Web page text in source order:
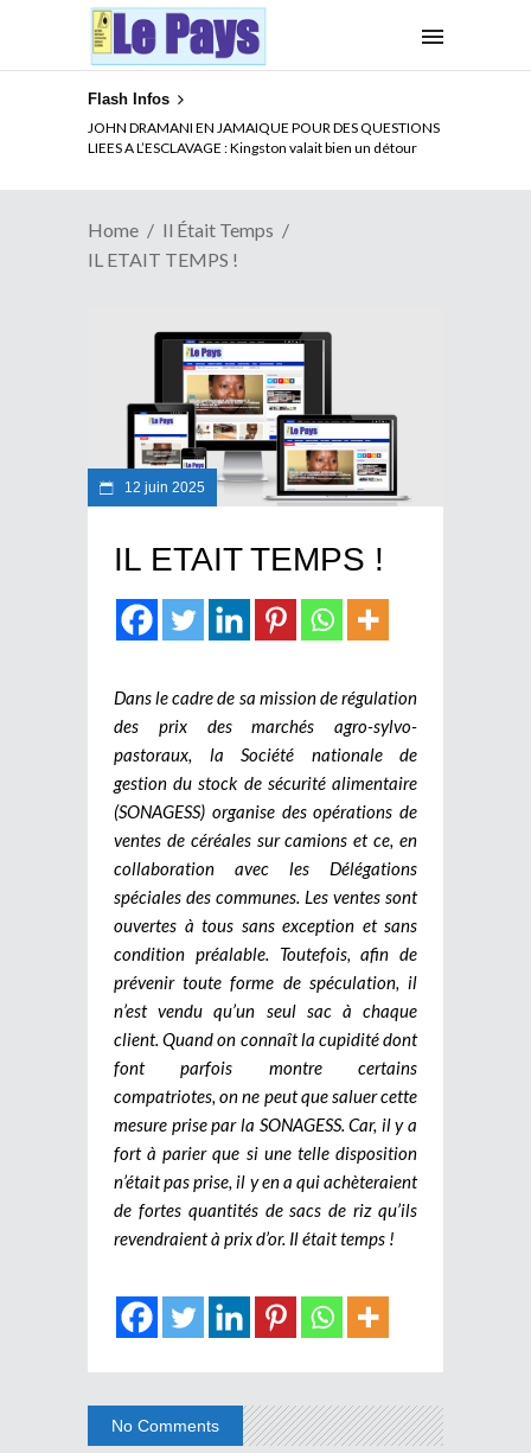
Flash Infos
JOHN DRAMANI EN JAMAIQUE POUR DES QUESTIONS
LIEES A L’ESCLAVAGE : Kingston valait bien un détour
Home
Il Était Temps
IL ETAIT TEMPS !
12 juin 2025
IL ETAIT TEMPS !
Dans le cadre de sa mission de régulation
des prix des marchés agro-sylvo-
pastoraux, la Société nationale de
gestion du stock de sécurité alimentaire
(SONAGESS) organise des opérations de
ventes de céréales sur camions et ce, en
collaboration avec les Délégations
spéciales des communes. Les ventes sont
ouvertes à tous sans exception et sans
condition préalable. Toutefois, afin de
prévenir toute forme de spéculation, il
n’est vendu qu’un seul sac à chaque
client. Quand on connaît la cupidité dont
font parfois montre certains
compatriotes, on ne peut que saluer cette
mesure prise par la SONAGESS. Car, il y a
fort à parier que si une telle disposition
n’était pas prise, il y en a qui achèteraient
de fortes quantités de sacs de riz qu’ils
revendraient à prix d’or. Il était temps !
No Comments